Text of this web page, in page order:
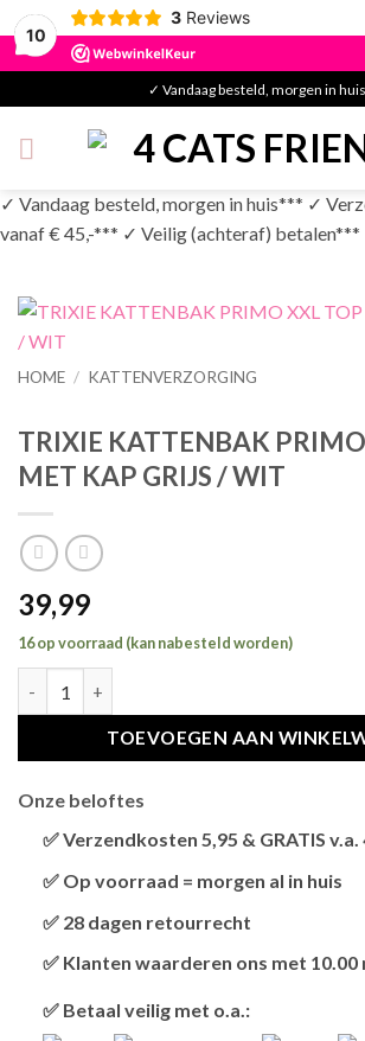
10
3 Reviews
to
content
✓ Vandaag besteld, morgen in
✓ Vandaag besteld, morgen in huis*** ✓
vanaf € 45,-*** ✓ Veilig (achteraf) betalen***
HOME / KATTENVERZORGING
TRIXIE KATTENBAK
MET KAP GRIJS / WIT
39,99
16 op voorraad (kan nabesteld worden)
TOEVOEGEN AAN
Onze beloftes
✅ Verzendkosten 5,95 & GRATIS v.a.
bestellingen v.a. 45,00 worden gratis
✅ Op voorraad = morgen al in huis
wordt het vandaag nog verzonden
✅ 28 dagen retourrecht
om te retourneren.
✅ Klanten waarderen ons met 10.00
webkeur
✅ Betaal veilig met o.a.: